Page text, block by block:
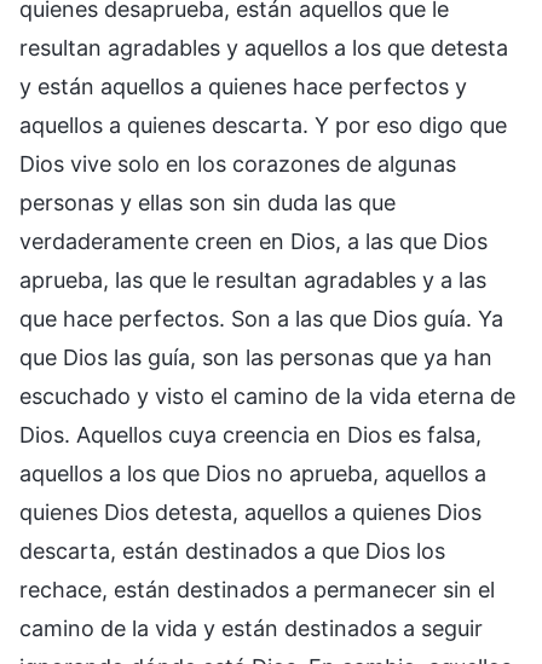
quienes desaprueba, están aquellos que le
resultan agradables y aquellos a los que detesta
y están aquellos a quienes hace perfectos y
aquellos a quienes descarta. Y por eso digo que
Dios vive solo en los corazones de algunas
personas y ellas son sin duda las que
verdaderamente creen en Dios, a las que Dios
aprueba, las que le resultan agradables y a las
que hace perfectos. Son a las que Dios guía. Ya
que Dios las guía, son las personas que ya han
escuchado y visto el camino de la vida eterna de
Dios. Aquellos cuya creencia en Dios es falsa,
aquellos a los que Dios no aprueba, aquellos a
quienes Dios detesta, aquellos a quienes Dios
descarta, están destinados a que Dios los
rechace, están destinados a permanecer sin el
camino de la vida y están destinados a seguir